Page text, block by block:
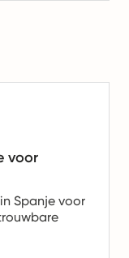
voor
Spanje voor